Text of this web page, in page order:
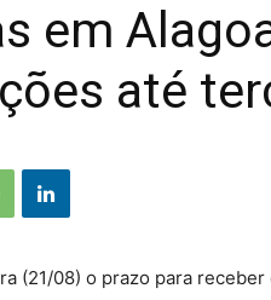
em
até
(21/08) o prazo para